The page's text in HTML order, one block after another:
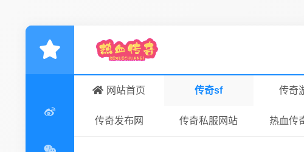
网站首页 传奇sf 传奇
传奇发布网 传奇私服网站 热血传